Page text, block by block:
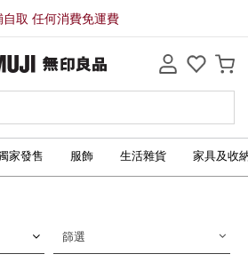
自取 任何消費免運費
家發售 服飾 生活雜貨 家具及收
篩選